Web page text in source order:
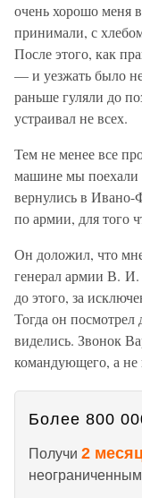
очень хорошо меня
принимали, с
После этого, как
— и уезжать было
раньше гуляли до
устраивал не всех.
Тем не менее все
машине мы поехали
вернулись в
по армии, для того
Он доложил, что мне
генерал армии В.
до этого, за
Тогда он
виделись. Звонок
командующего, а не
Более 800
Получи 2